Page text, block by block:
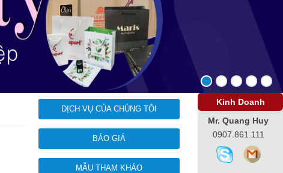
Kinh Doanh
Mr. Quang Huy
0907.861.111
DỊCH VỤ CỦA CHÚNG TÔI
BÁO GIÁ
MẪU THAM KHẢO